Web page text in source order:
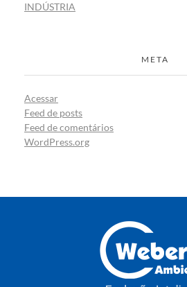
INDÚSTRIA
META
Acessar
Feed de posts
Feed de comentários
WordPress.org